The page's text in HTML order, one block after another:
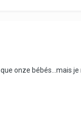
onze bébés...mais